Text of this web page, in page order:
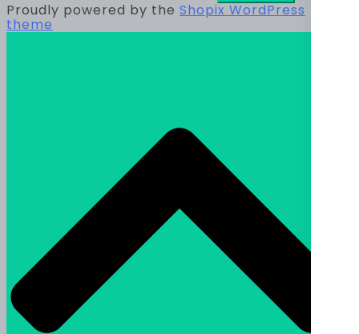
Proudly powered by the Shopix WordPress
theme